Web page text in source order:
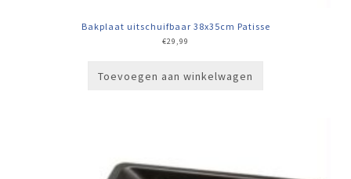
Bakplaat uitschuifbaar 38x35cm Patisse
€29,99
Toevoegen aan winkelwagen